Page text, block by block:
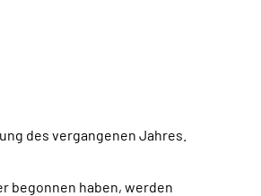
des vergangenen Jahres.
begonnen haben, werden